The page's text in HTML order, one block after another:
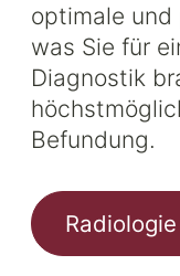
optimale und
was Sie für
Diagnostik
Befundung.
Radiologie